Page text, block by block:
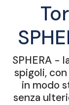
SPHERA -
spigoli, con
in modo
senza